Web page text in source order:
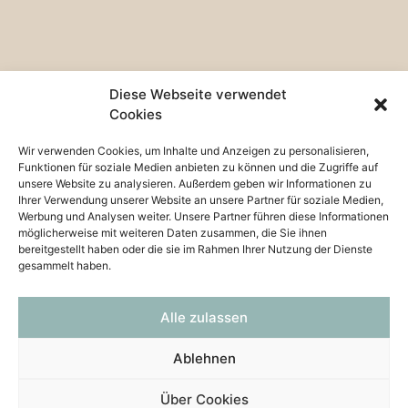
Diese Webseite verwendet
Cookies
Wir verwenden Cookies, um Inhalte und Anzeigen zu personalisieren,
Funktionen für soziale Medien anbieten zu können und die Zugriffe auf
unsere Website zu analysieren. Außerdem geben wir Informationen zu
Ihrer Verwendung unserer Website an unsere Partner für soziale Medien,
Werbung und Analysen weiter. Unsere Partner führen diese Informationen
möglicherweise mit weiteren Daten zusammen, die Sie ihnen
bereitgestellt haben oder die sie im Rahmen Ihrer Nutzung der Dienste
gesammelt haben.
Alle zulassen
Ablehnen
Über Cookies
Besichtigungstermin,